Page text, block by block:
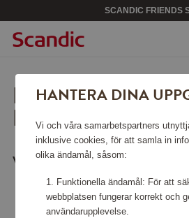
SCANDIC FRIENDS
LEDSEN, SIDAN
HITTAS.
Vill du gå tillbaka till
HANTERA DINA
Vi och våra samarbetspartners
inklusive cookies, för att samla in
olika ändamål, såsom:
Funktionella ändamål: För att
webbplatsen fungerar korrekt och
användarupplevelse.